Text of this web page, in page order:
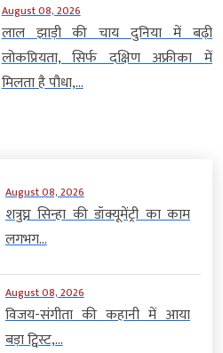
August 08, 2026
लाल झाड़ी की चाय दुनिया में बढ़ी
लोकप्रियता, सिर्फ दक्षिण अफ्रीका में
मिलता है पौधा,...
August 08, 2026
शत्रुघ्न सिन्हा की डॉक्यूमेंट्री का काम
लगभग...
August 08, 2026
विजय-संगीता की कहानी में आया
बड़ा ट्विस्ट,...